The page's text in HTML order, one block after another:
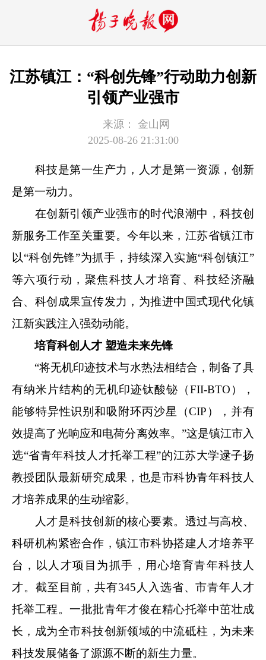
江苏镇江：“科创先锋”行动助力创新
引领产业强市
来源：
金山网
2025-08-26 21:31:00
科技是第一生产力，人才是第一资源，创新
是第一动力。
在创新引领产业强市的时代浪潮中，科技创
新服务工作至关重要。今年以来，江苏省镇江市
以“科创先锋”为抓手，持续深入实施“科创镇江”
等六项行动，聚焦科技人才培育、科技经济融
合、科创成果宣传发力，为推进中国式现代化镇
江新实践注入强劲动能。
培育科创人才 塑造未来先锋
“将无机印迹技术与水热法相结合，制备了具
有纳米片结构的无机印迹钛酸铋（FII-BTO），
能够特异性识别和吸附环丙沙星（CIP），并有
效提高了光响应和电荷分离效率。”这是镇江市入
选“省青年科技人才托举工程”的江苏大学逯子扬
教授团队最新研究成果，也是市科协青年科技人
才培养成果的生动缩影。
人才是科技创新的核心要素。透过与高校、
科研机构紧密合作，镇江市科协搭建人才培养平
台，以人才项目为抓手，用心培育青年科技人
才。截至目前，共有345人入选省、市青年人才
托举工程。一批批青年才俊在精心托举中茁壮成
长，成为全市科技创新领域的中流砥柱，为未来
科技发展储备了源源不断的新生力量。